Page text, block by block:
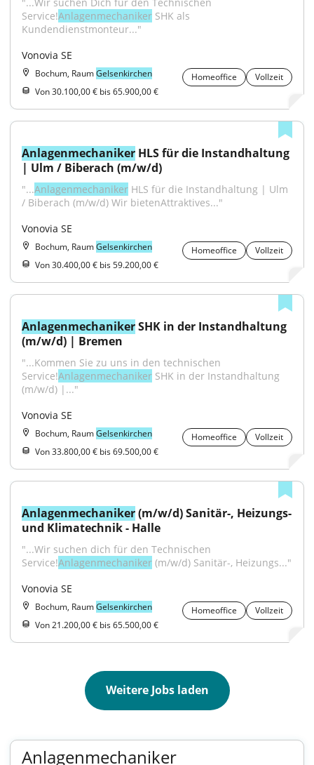
Service!Anlagenmechaniker SHK als
Kundendienstmonteur..."
Vonovia SE
Bochum, RaumGelsenkirchen Homeoffice
Vollzeit
Von 30.100,00 € bis 65.900,00 €
Anlagenmechaniker HLS für die Instandhaltung
| Ulm / Biberach (m/w/d)
"...Anlagenmechaniker HLS für die Instandhaltung | Ulm
/ Biberach (m/w/d) Wir bietenAttraktives..."
Vonovia SE
Bochum, RaumGelsenkirchen Homeoffice
Vollzeit
Von 30.400,00 € bis 59.200,00 €
Anlagenmechaniker SHK in der Instandhaltung
(m/w/d) | Bremen
"...Kommen Sie zu uns in den technischen
Service!Anlagenmechaniker SHK in der Instandhaltung
(m/w/d) |..."
Vonovia SE
Bochum, RaumGelsenkirchen Homeoffice
Vollzeit
Von 33.800,00 € bis 69.500,00 €
Anlagenmechaniker (m/w/d) Sanitär-, Heizungs-
und Klimatechnik - Halle
"...Wir suchen dich für den Technischen
Service!Anlagenmechaniker (m/w/d) Sanitär-, Heizungs..."
Vonovia SE
Bochum, RaumGelsenkirchen Homeoffice
Vollzeit
Von 21.200,00 € bis 65.500,00 €
Weitere Jobs laden
Anlagenmechaniker